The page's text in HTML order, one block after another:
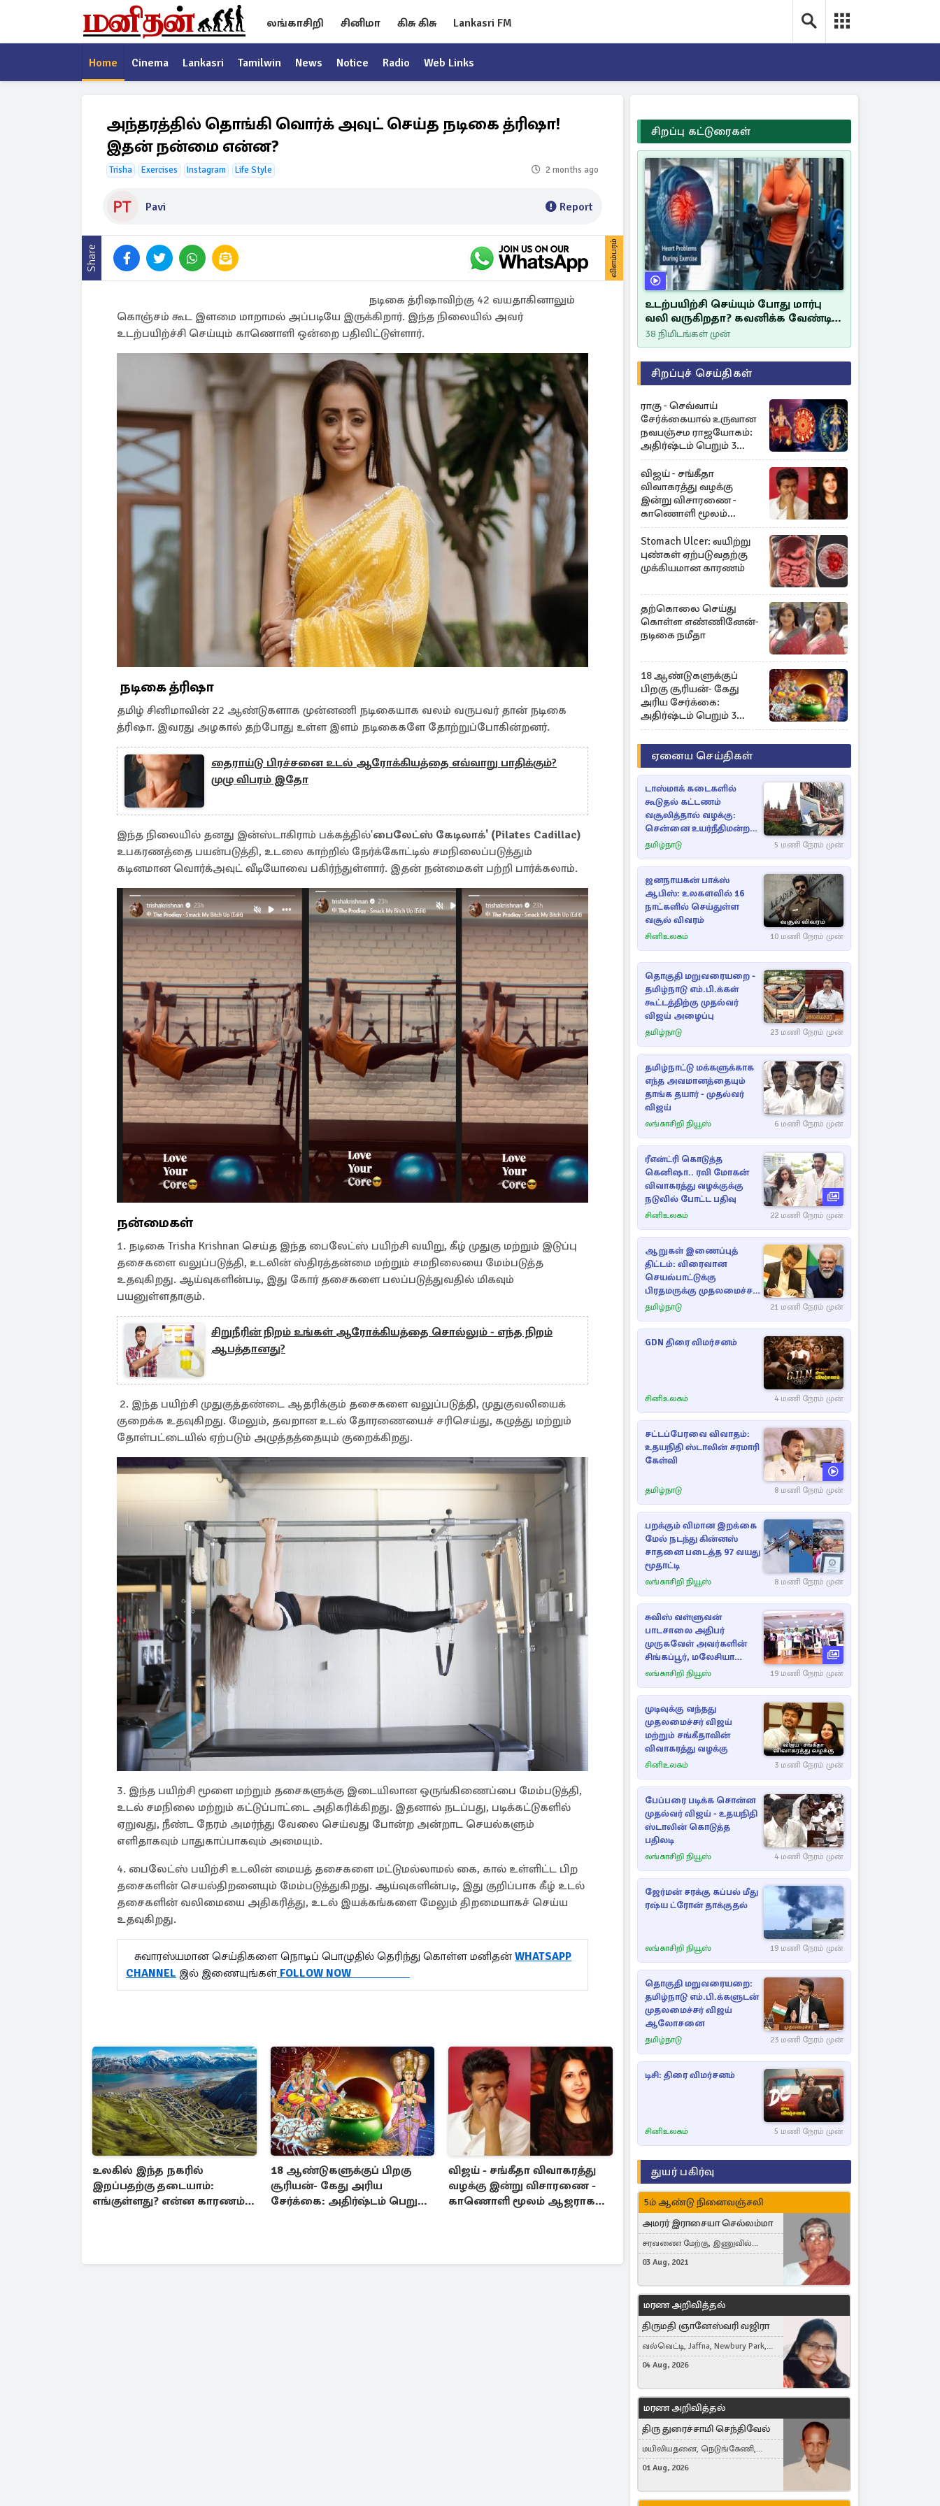
லங்காசிறி சினிமா கிசு கிசு Lankasri FM
Home Cinema Lankasri Tamilwin News Notice Radio Web Links
அந்தரத்தில் தொங்கி வொர்க் அவுட் செய்த நடிகை த்ரிஷா!
இதன் நன்மை என்ன?
Trisha Exercises Instagram Life Style 2 months ago
Pavi Report
Share விளம்பரம்
நடிகை த்ரிஷாவிற்கு 42 வயதாகினாலும்
கொஞ்சம் கூட இளமை மாறாமல் அப்படியே இருக்கிறார். இந்த நிலையில் அவர்
உடற்பயிற்ச்சி செய்யும் காணொளி ஒன்றை பதிவிட்டுள்ளார்.
நடிகை த்ரிஷா
தமிழ் சினிமாவின் 22 ஆண்டுகளாக முன்னணி நடிகையாக வலம் வருபவர் தான் நடிகை
த்ரிஷா. இவரது அழகால் தற்போது உள்ள இளம் நடிகைகளே தோற்றுப்போகின்றனர்.
தைராய்டு பிரச்சனை உடல் ஆரோக்கியத்தை எவ்வாறு பாதிக்கும்?
முழு விபரம் இதோ
இந்த நிலையில் தனது இன்ஸ்டாகிராம் பக்கத்தில்'பைலேட்ஸ் கேடிலாக்' (Pilates Cadillac)
உபகரணத்தை பயன்படுத்தி, உடலை காற்றில் நேர்க்கோட்டில் சமநிலைப்படுத்தும்
கடினமான வொர்க்அவுட் வீடியோவை பகிர்ந்துள்ளார். இதன் நன்மைகள் பற்றி பார்க்கலாம்.
நன்மைகள்
1. நடிகை Trisha Krishnan செய்த இந்த பைலேட்ஸ் பயிற்சி வயிறு, கீழ் முதுகு மற்றும் இடுப்பு
தசைகளை வலுப்படுத்தி, உடலின் ஸ்திரத்தன்மை மற்றும் சமநிலையை மேம்படுத்த
உதவுகிறது. ஆய்வுகளின்படி, இது கோர் தசைகளை பலப்படுத்துவதில் மிகவும்
பயனுள்ளதாகும்.
சிறுநீரின் நிறம் உங்கள் ஆரோக்கியத்தை சொல்லும் - எந்த நிறம்
ஆபத்தானது?
2. இந்த பயிற்சி முதுகுத்தண்டை ஆதரிக்கும் தசைகளை வலுப்படுத்தி, முதுகுவலியைக்
குறைக்க உதவுகிறது. மேலும், தவறான உடல் தோரணையைச் சரிசெய்து, கழுத்து மற்றும்
தோள்பட்டையில் ஏற்படும் அழுத்தத்தையும் குறைக்கிறது.
3. இந்த பயிற்சி மூளை மற்றும் தசைகளுக்கு இடையிலான ஒருங்கிணைப்பை மேம்படுத்தி,
உடல் சமநிலை மற்றும் கட்டுப்பாட்டை அதிகரிக்கிறது. இதனால் நடப்பது, படிக்கட்டுகளில்
ஏறுவது, நீண்ட நேரம் அமர்ந்து வேலை செய்வது போன்ற அன்றாட செயல்களும்
எளிதாகவும் பாதுகாப்பாகவும் அமையும்.
4. பைலேட்ஸ் பயிற்சி உடலின் மையத் தசைகளை மட்டுமல்லாமல் கை, கால் உள்ளிட்ட பிற
தசைகளின் செயல்திறனையும் மேம்படுத்துகிறது. ஆய்வுகளின்படி, இது குறிப்பாக கீழ் உடல்
தசைகளின் வலிமையை அதிகரித்து, உடல் இயக்கங்களை மேலும் திறமையாகச் செய்ய
உதவுகிறது.
சுவாரஸ்யமான செய்திகளை நொடிப் பொழுதில் தெரிந்து கொள்ள மனிதன் WHATSAPP
CHANNEL இல் இணையுங்கள் FOLLOW NOW
உலகில் இந்த நகரில்
இறப்பதற்கு தடையாம்:
எங்குள்ளது? என்ன காரணம்
18 ஆண்டுகளுக்குப் பிறகு
சூரியன்- கேது அரிய
சேர்க்கை: அதிர்ஷ்டம் பெறும்
விஜய் - சங்கீதா விவாகரத்து
வழக்கு இன்று விசாரணை -
காணொளி மூலம் ஆஜராக
சிறப்பு கட்டுரைகள்
உடற்பயிற்சி செய்யும் போது மார்பு
வலி வருகிறதா? கவனிக்க வேண்டிய
எச்சரிக்கை அறிகுறிகள்
38 நிமிடங்கள் முன்
சிறப்புச் செய்திகள்
ராகு - செவ்வாய்
சேர்க்கையால் உருவான
நவபஞ்சம ராஜயோகம்:
அதிர்ஷ்டம் பெறும் 3
ராசிகள்!
விஜய் - சங்கீதா
விவாகரத்து வழக்கு
இன்று விசாரணை -
காணொளி மூலம்
ஆஜராக வாய்ப்பு
Stomach Ulcer: வயிற்று
புண்கள் ஏற்படுவதற்கு
முக்கியமான காரணம்
தற்கொலை செய்து
கொள்ள எண்ணினேன்-
நடிகை நமீதா
18 ஆண்டுகளுக்குப்
பிறகு சூரியன்- கேது
அரிய சேர்க்கை:
அதிர்ஷ்டம் பெறும் 3
ராசிகள்!
ஏனைய செய்திகள்
டாஸ்மாக் கடைகளில்
கூடுதல் கட்டணம்
வசூலித்தால் வழக்கு:
சென்னை உயர்நீதிமன்றம்
உத்தரவு
தமிழ்நாடு 5 மணி நேரம் முன்
ஜனநாயகன் பாக்ஸ்
ஆபிஸ்: உலகளவில் 16
நாட்களில் செய்துள்ள
வசூல் விவரம்
சினிஉலகம் 10 மணி நேரம் முன்
தொகுதி மறுவரையறை -
தமிழ்நாடு எம்.பி.க்கள்
கூட்டத்திற்கு முதல்வர்
விஜய் அழைப்பு
தமிழ்நாடு 23 மணி நேரம் முன்
தமிழ்நாட்டு மக்களுக்காக
எந்த அவமானத்தையும்
தாங்க தயார் - முதல்வர்
விஜய்
லங்காசிறி நியூஸ் 6 மணி நேரம் முன்
ரீஎன்ட்ரி கொடுத்த
கெனிஷா.. ரவி மோகன்
விவாகரத்து வழக்குக்கு
நடுவில் போட்ட பதிவு
சினிஉலகம் 22 மணி நேரம் முன்
ஆறுகள் இணைப்புத்
திட்டம்: விரைவான
செயல்பாட்டுக்கு
பிரதமருக்கு முதலமைச்சர்
கடிதம்
தமிழ்நாடு 21 மணி நேரம் முன்
GDN திரை விமர்சனம்
சினிஉலகம் 4 மணி நேரம் முன்
சட்டப்பேரவை விவாதம்:
உதயநிதி ஸ்டாலின் சரமாரி
கேள்வி
தமிழ்நாடு 8 மணி நேரம் முன்
பறக்கும் விமான இறக்கை
மேல் நடந்து கின்னஸ்
சாதனை படைத்த 97 வயது
மூதாட்டி
லங்காசிறி நியூஸ் 8 மணி நேரம் முன்
சுவிஸ் வள்ளுவன்
பாடசாலை அதிபர்
முருகவேள் அவர்களின்
சிங்கப்பூர், மலேசியா
மற்றும் தமிழ்நாடு பயண
லங்காசிறி நியூஸ் 19 மணி நேரம் முன்
முடிவுக்கு வந்தது
முதலமைச்சர் விஜய்
மற்றும் சங்கீதாவின்
விவாகரத்து வழக்கு
சினிஉலகம் 3 மணி நேரம் முன்
பேப்பரை படிக்க சொன்ன
முதல்வர் விஜய் - உதயநிதி
ஸ்டாலின் கொடுத்த
பதிலடி
லங்காசிறி நியூஸ் 4 மணி நேரம் முன்
ஜேர்மன் சரக்கு கப்பல் மீது
ரஷ்ய ட்ரோன் தாக்குதல்
லங்காசிறி நியூஸ் 19 மணி நேரம் முன்
தொகுதி மறுவரையறை:
தமிழ்நாடு எம்.பி.க்களுடன்
முதலமைச்சர் விஜய்
ஆலோசனை
தமிழ்நாடு 23 மணி நேரம் முன்
டிசி: திரை விமர்சனம்
சினிஉலகம் 5 மணி நேரம் முன்
துயர் பகிர்வு
5ம் ஆண்டு நினைவஞ்சலி
அமரர் இராசையா செல்லம்மா
சரவணை மேற்கு, இணுவில்
கிழக்கு
03 Aug, 2021
மரண அறிவித்தல்
திருமதி ஞானேஸ்வரி வஜிரா
வல்வெட்டி, Jaffna, Newbury Park,
United Kingdom
04 Aug, 2026
மரண அறிவித்தல்
திரு துரைச்சாமி செந்திவேல்
மயிலியதனை, நெடுங்கேணி,
கம்பர்மலை
01 Aug, 2026